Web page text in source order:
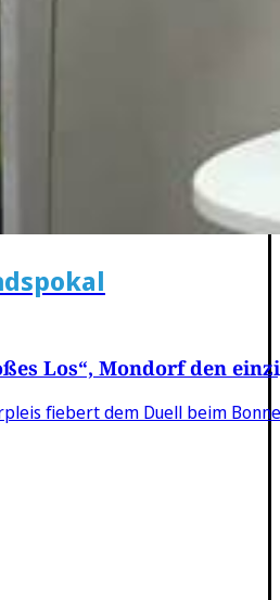
Los“, Mondorf den
fiebert dem Duell beim